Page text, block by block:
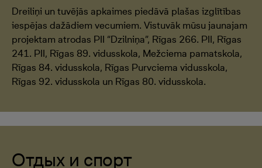
Dreiliņi un tuvējās apkaimes piedāvā plašas izglītības
iespējas dažādiem vecumiem. Vistuvāk mūsu jaunajam
projektam atrodas PII “Dzilniņa”, Rīgas 266. PII, Rīgas
241. PII, Rīgas 89. vidusskola, Mežciema pamatskola,
Rīgas 84. vidusskola, Rīgas Purvciema vidusskola,
Rīgas 92. vidusskola un Rīgas 80. vidusskola.
Отдых и спорт